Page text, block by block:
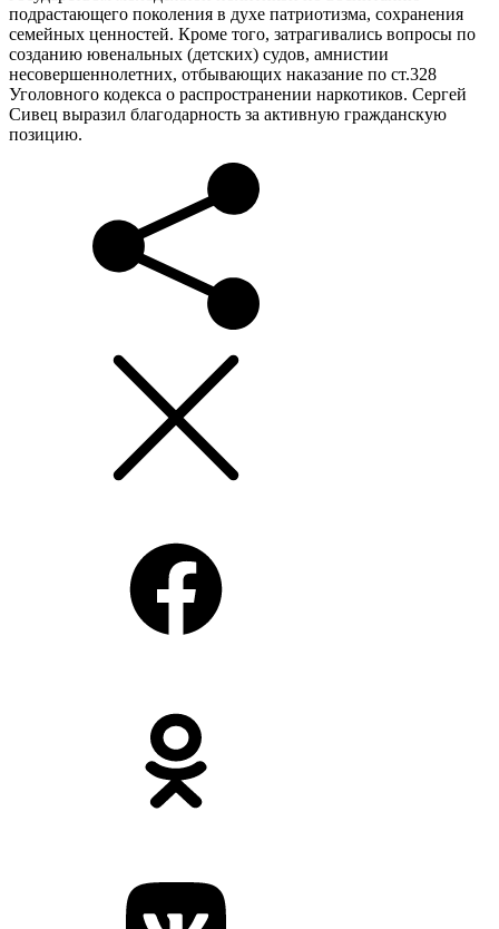
подрастающего поколения в духе патриотизма, сохранения
семейных ценностей. Кроме того, затрагивались вопросы по
созданию ювенальных (детских) судов, амнистии
несовершеннолетних, отбывающих наказание по ст.328
Уголовного кодекса о распространении наркотиков. Сергей
Сивец выразил благодарность за активную гражданскую
позицию.